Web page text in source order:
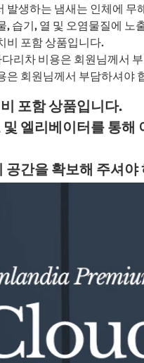
발생하는 냄새는 인체에 무
, 습기, 열 및 오염물질에 노
비 포함 상품입니다.
리차 비용은 회원님께서
은 회원님께서 부담하셔야
포함 상품입니다.
엘리베이터를 통해
공간을 확보해 주셔